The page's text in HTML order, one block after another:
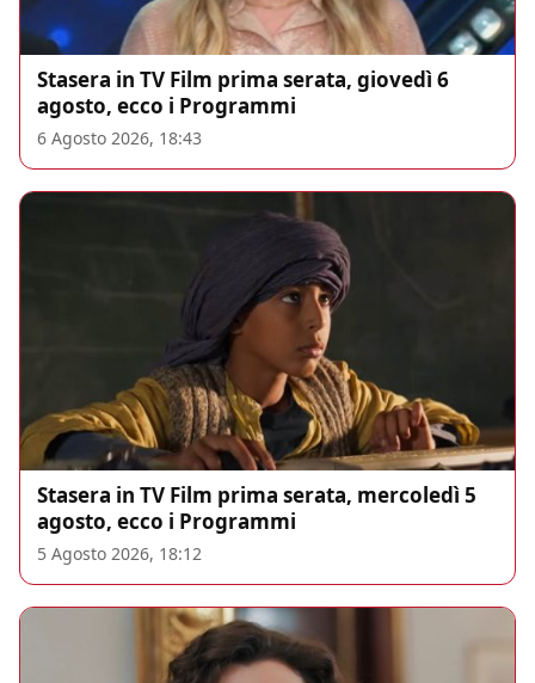
Stasera in TV Film prima serata, giovedì 6
agosto, ecco i Programmi
6 Agosto 2026, 18:43
Stasera in TV Film prima serata, mercoledì 5
agosto, ecco i Programmi
5 Agosto 2026, 18:12